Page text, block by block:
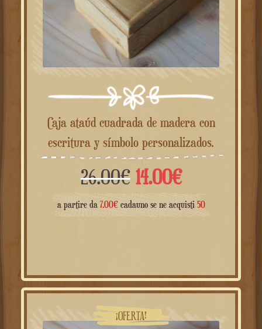
Caja ataúd cuadrada de madera con
escritura y símbolo personalizados.
26.00€ El
precio
26.00€.
14.00€El
precio
14.00€.
a partire da 7.00€cadauno se ne acquisti50
¡OFERTA!